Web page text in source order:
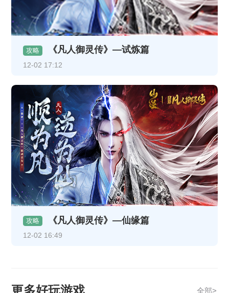
攻略 《凡人御灵传》—试炼篇
12-02 17:12
攻略 《凡人御灵传》—仙缘篇
12-02 16:49
全部>